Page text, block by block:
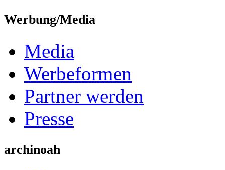
Werbung/Media
Media
Werbeformen
Partner werden
Presse
archinoah